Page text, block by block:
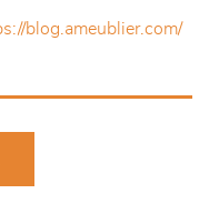
blog.ameublier.com/